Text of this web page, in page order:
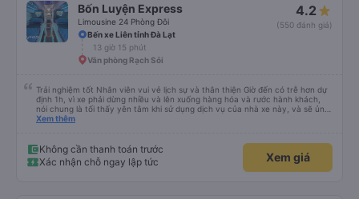
Bốn Luyện Express
Limousine 24 Phòng Đôi
4.2
(550 đánh giá)
Bến xe Liên tỉnh Đà Lạt
13 giờ 15 phút
Văn phòng Rạch Sỏi
Trải nghiệm tốt Nhân viên vui vẻ lịch sự và thân thiện Giờ đến có trễ hơn dự
định 1h, vì xe phải dừng nhiều và lên xuống hàng hóa và rước hành khách,
nói chung là tối thấy yên tâm khi sử dụng dịch vụ của nhà xe này, và sẽ ủng
hộ và giới thiệu cho người thân sử dụng dịch vụ của nhà xe này
Xem thêm
Không cần thanh toán trước
Xác nhận chỗ ngay lập tức
Xem giá